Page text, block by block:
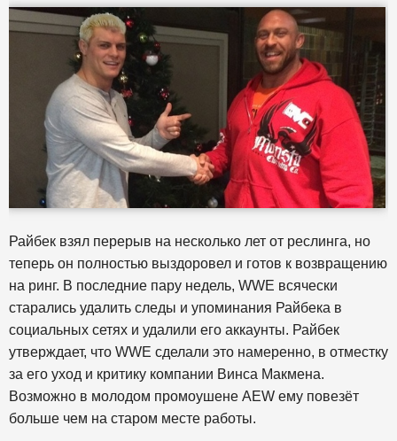
Райбек взял перерыв на несколько лет от реслинга, но
теперь он полностью выздоровел и готов к возвращению
на ринг. В последние пару недель, WWE всячески
старались удалить следы и упоминания Райбека в
социальных сетях и удалили его аккаунты. Райбек
утверждает, что WWE сделали это намеренно, в отместку
за его уход и критику компании Винса Макмена.
Возможно в молодом промоушене AEW ему повезёт
больше чем на старом месте работы.